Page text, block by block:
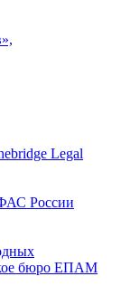
Legal
ФАС России
бюро ЕПАМ